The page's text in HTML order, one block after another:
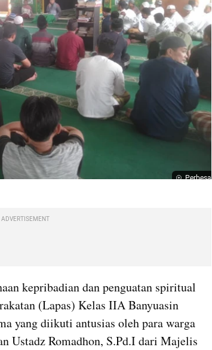
Perbesar
ADVERTISEMENT
kepribadian dan penguatan spiritual
(Lapas) Kelas IIA Banyuasin
yang diikuti antusias oleh para warga
Ustadz Romadhon, S.Pd.I dari Majelis